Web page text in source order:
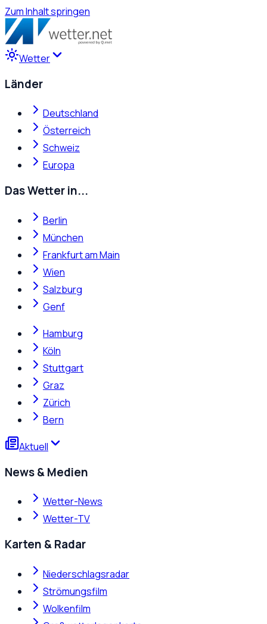
Zum Inhalt springen
Wetter
Länder
Deutschland
Österreich
Schweiz
Europa
Das Wetter in...
Berlin
München
Frankfurt am Main
Wien
Salzburg
Genf
Hamburg
Köln
Stuttgart
Graz
Zürich
Bern
Aktuell
News & Medien
Wetter-News
Wetter-TV
Karten & Radar
Niederschlagsradar
Strömungsfilm
Wolkenfilm